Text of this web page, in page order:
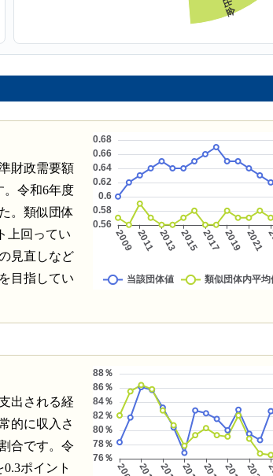
財政需要額
。令和6年度
。類似団体
上回ってい
見直しなど
目指してい
出される経
的に収入さ
合です。令
ポイント